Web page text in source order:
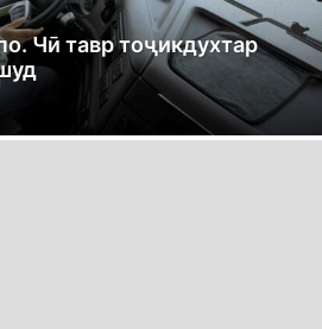
Чӣ тавр тоҷикдухтар